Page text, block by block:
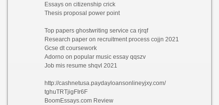
Essays on citizenship crick
Thesis proposal power point
Top papers ghostwriting service ca rjrqf
Research paper on recruitment process cojjn 2021
Gcse dt coursework
Adorno on popular music essay qqszv
Job mis resume shqvl 2021
http://cashnetusa.paydayloansonlineyjxy.com/
tghuTRTjigFIr6F
BoomEssays.com Review